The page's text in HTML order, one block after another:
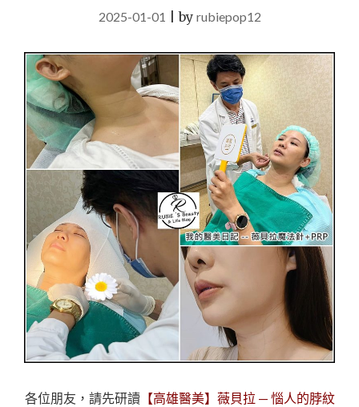
2025-01-01 |by rubiepop12
各位朋友，請先研讀 【高雄醫美】薇貝拉 — 惱人的脖紋